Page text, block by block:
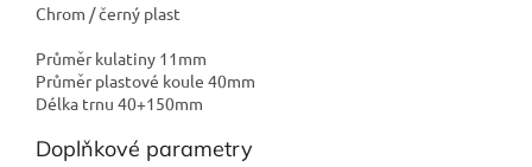
Chrom / černý plast
Průměr kulatiny 11mm
Průměr plastové koule 40mm
Délka trnu 40+150mm
Doplňkové parametry